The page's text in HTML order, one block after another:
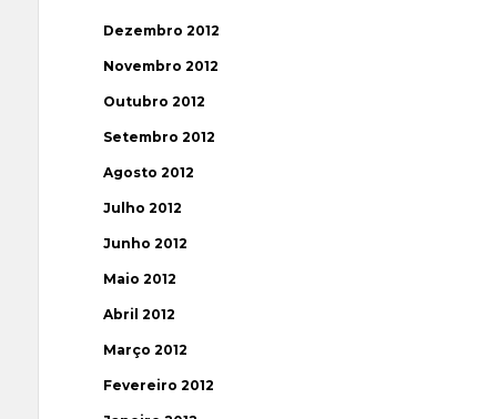
Dezembro 2012
Novembro 2012
Outubro 2012
Setembro 2012
Agosto 2012
Julho 2012
Junho 2012
Maio 2012
Abril 2012
Março 2012
Fevereiro 2012